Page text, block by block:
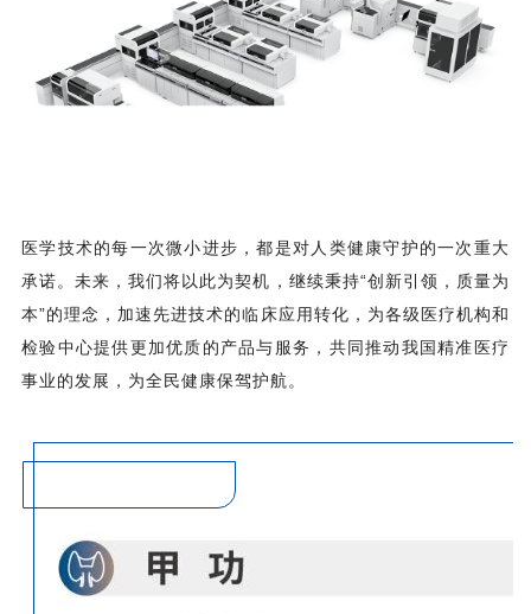
医学技术的每一次微小进步，都是对人类健康守护的一次重大
承诺。未来，我们将以此为契机，继续秉持“创新引领，质量为
本”的理念，加速先进技术的临床应用转化，为各级医疗机构和
检验中心提供更加优质的产品与服务，共同推动我国精准医疗
事业的发展，为全民健康保驾护航。